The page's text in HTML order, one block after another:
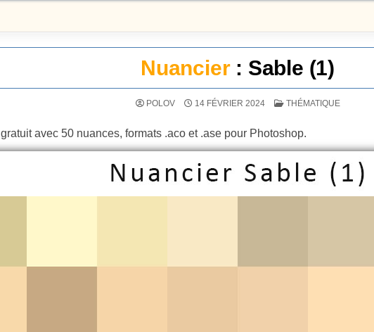
Nuancier: Sable (1)
POLOV 14 FÉVRIER 2024 POSTÉ DANS
THÉMATIQUE
gratuit avec 50 nuances, formats .aco et .ase pour Photoshop.